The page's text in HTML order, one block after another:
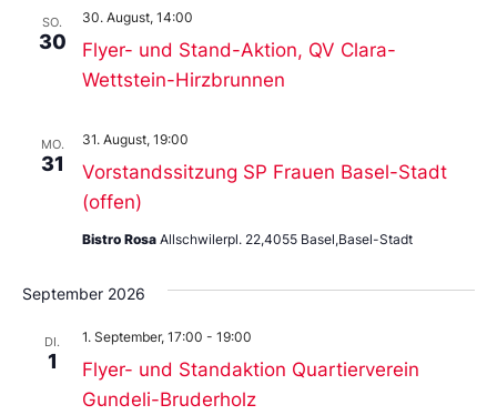
SO.
30
Flyer- und Stand-Aktion, QV Clara-
Wettstein-Hirzbrunnen
30. August, 14:00
MO.
31
Vorstandssitzung SP Frauen Basel-Stadt
(offen)
31. August, 19:00
Bistro Rosa Allschwilerpl. 22,4055 Basel,Basel-Stadt
September 2026
DI.
1
Flyer- und Standaktion Quartierverein
Gundeli-Bruderholz
1. September, 17:00 - 19:00